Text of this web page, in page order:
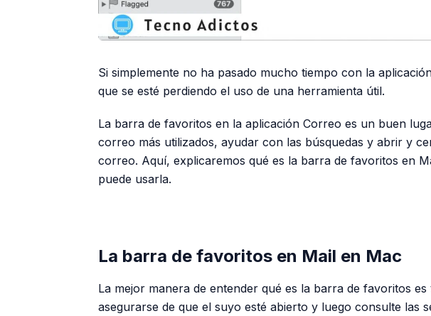
Si simplemente no ha pasado mucho tiempo con la
que se esté perdiendo el uso de una herramienta útil.
La barra de favoritos en la aplicación Correo es un buen
correo más utilizados, ayudar con las búsquedas y abrir y
correo. Aquí, explicaremos qué es la barra de favoritos en
puede usarla.
La barra de favoritos en Mail en Mac
La mejor manera de entender qué es la barra de favoritos es
asegurarse de que el suyo esté abierto y luego consulte las